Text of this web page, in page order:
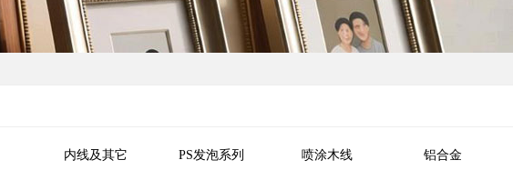
内线及其它 PS发泡系列 喷涂木线 铝合金